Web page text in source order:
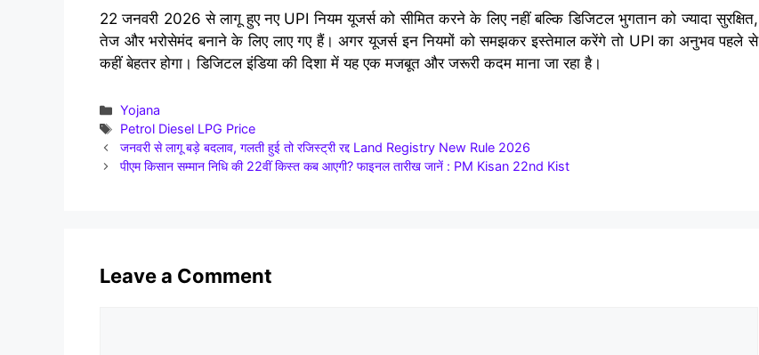
22 जनवरी 2026 से लागू हुए नए UPI नियम यूजर्स को सीमित करने के लिए नहीं बल्कि डिजिटल भुगतान को ज्यादा सुरक्षित,
तेज और भरोसेमंद बनाने के लिए लाए गए हैं। अगर यूजर्स इन नियमों को समझकर इस्तेमाल करेंगे तो UPI का अनुभव पहले से
कहीं बेहतर होगा। डिजिटल इंडिया की दिशा में यह एक मजबूत और जरूरी कदम माना जा रहा है।
Categories
Yojana
Tags
Petrol Diesel LPG Price
जनवरी से लागू बड़े बदलाव, गलती हुई तो रजिस्ट्री रद्द Land Registry New Rule 2026
पीएम किसान सम्मान निधि की 22वीं किस्त कब आएगी? फाइनल तारीख जानें : PM Kisan 22nd Kist
Leave a Comment